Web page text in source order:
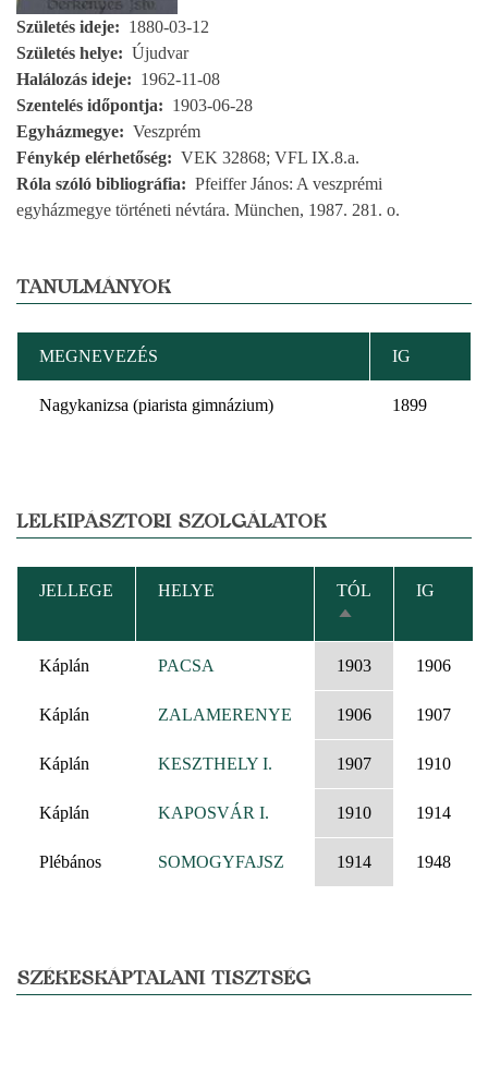
Születés ideje
1880-03-12
Születés helye
Újudvar
Halálozás ideje
1962-11-08
Szentelés időpontja
1903-06-28
Egyházmegye
Veszprém
Fénykép elérhetőség
VEK 32868; VFL IX.8.a.
Róla szóló bibliográfia
Pfeiffer János: A veszprémi
egyházmegye történeti névtára. München, 1987. 281. o.
TANULMÁNYOK
MEGNEVEZÉS IG
Nagykanizsa (piarista gimnázium) 1899
LELKIPÁSZTORI SZOLGÁLATOK
JELLEGE HELYE
TÓL
CSÖKKENŐ
RENDEZÉS
IG
Káplán PACSA 1903 1906
Káplán ZALAMERENYE 1906 1907
Káplán KESZTHELY I. 1907 1910
Káplán KAPOSVÁR I. 1910 1914
Plébános SOMOGYFAJSZ 1914 1948
SZÉKESKÁPTALANI TISZTSÉG